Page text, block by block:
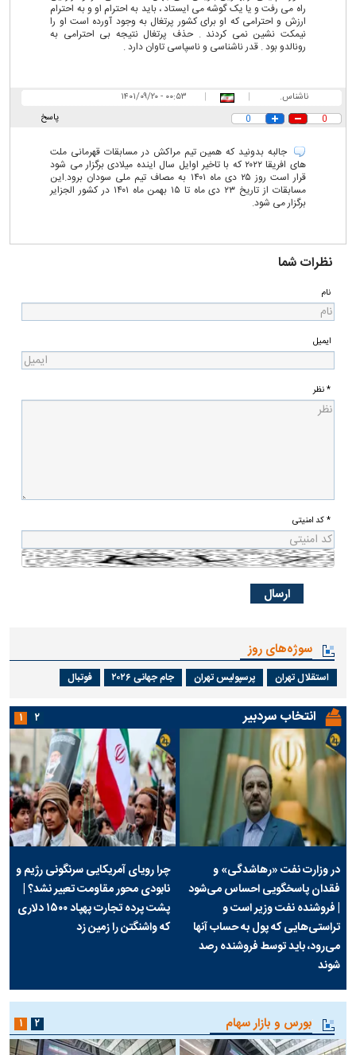
راه می رفت و یا یک گوشه می ایستاد ، باید به احترام او و به احترام
ارزش و احترامی که او برای کشور پرتغال به وجود آورده است او را
نیمکت نشین نمی کردند . حذف پرتغال نتیجه بی احترامی به
رونالدو بود . قدر ناشناسی و ناسپاسی تاوان دارد .
ناشناس. |
|
۰۰:۵۳ - ۱۴۰۱/۰۹/۲۰
پاسخ
0
0
جالبه بدونید که همین تیم مراکش در مسابقات قهرمانی ملت
های افریقا ۲۰۲۲ که با تاخیر اوایل سال اینده میلادی برگزار می شود
قرار است روز ۲۵ دی ماه ۱۴۰۱ به مصاف تیم ملی سودان برود.این
مسابقات از تاریخ ۲۳ دی ماه تا ۱۵ بهمن ماه ۱۴۰۱ در کشور الجزایر
برگزار می شود.
نظرات شما
نام
ایمیل
* نظر
* کد امنیتی
سوژه‌های روز
استقلال تهران پرسپولیس تهران جام جهانی ۲۰۲۶ فوتبال
انتخاب سردبیر
در وزارت نفت «رهاشدگی» و
فقدان پاسخگویی احساس می‌شود
| فروشنده نفت وزیر است و
تراستی‌هایی که پول به حساب آنها
می‌رود، باید توسط فروشنده رصد
شوند
چرا رویای آمریکایی سرنگونی رژیم و
نابودی محور مقاومت تعبیر نشد؟ |
پشت پرده تجارت پهپاد‌ ۱۵۰۰ دلاری
که واشنگتن را زمین زد
۱ ۲
بورس و بازار سهام ۱ ۲